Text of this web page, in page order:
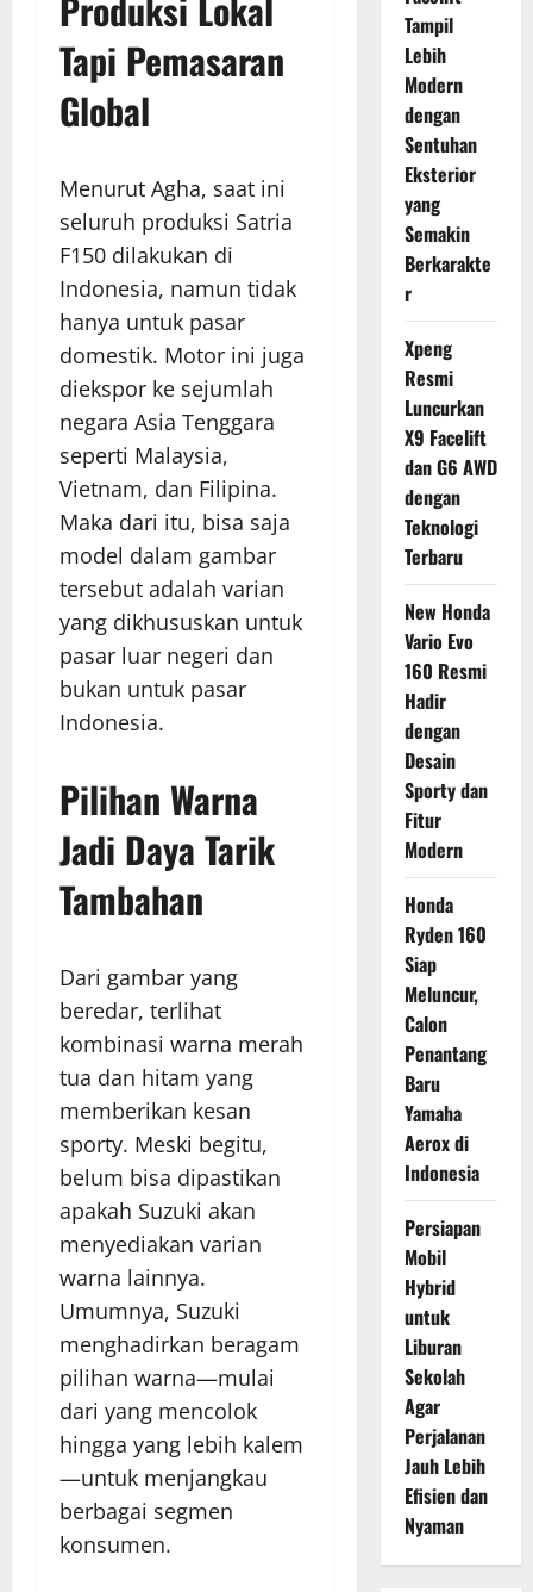
Tapi Pemasaran
Global
Menurut Agha, saat ini
seluruh produksi Satria
F150 dilakukan di
Indonesia, namun tidak
hanya untuk pasar
domestik. Motor ini juga
diekspor ke sejumlah
negara Asia Tenggara
seperti Malaysia,
Vietnam, dan Filipina.
Maka dari itu, bisa saja
model dalam gambar
tersebut adalah varian
yang dikhususkan untuk
pasar luar negeri dan
bukan untuk pasar
Indonesia.
Pilihan Warna
Jadi Daya Tarik
Tambahan
Dari gambar yang
beredar, terlihat
kombinasi warna merah
tua dan hitam yang
memberikan kesan
sporty. Meski begitu,
belum bisa dipastikan
apakah Suzuki akan
menyediakan varian
warna lainnya.
Umumnya, Suzuki
menghadirkan beragam
pilihan warna—mulai
dari yang mencolok
hingga yang lebih kalem
—untuk menjangkau
berbagai segmen
konsumen.
Tampil
Lebih
Modern
dengan
Sentuhan
Eksterior
yang
Semakin
Berkarakte
r
Xpeng
Resmi
Luncurkan
X9 Facelift
dan G6 AWD
dengan
Teknologi
Terbaru
New Honda
Vario Evo
160 Resmi
Hadir
dengan
Desain
Sporty dan
Fitur
Modern
Honda
Ryden 160
Siap
Meluncur,
Calon
Penantang
Baru
Yamaha
Aerox di
Indonesia
Persiapan
Mobil
Hybrid
untuk
Liburan
Sekolah
Agar
Perjalanan
Jauh Lebih
Efisien dan
Nyaman